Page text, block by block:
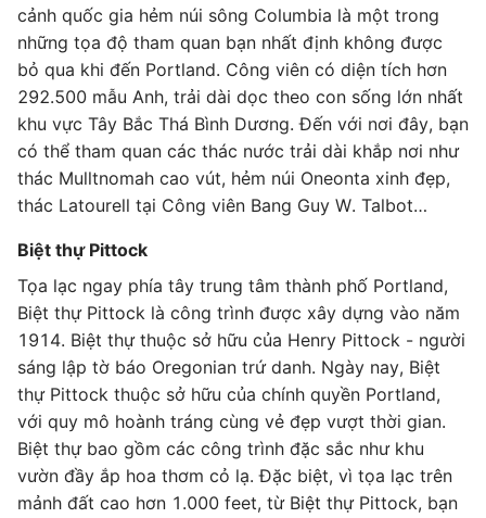
cảnh quốc gia hẻm núi sông Columbia là một trong
những tọa độ tham quan bạn nhất định không được
bỏ qua khi đến Portland. Công viên có diện tích hơn
292.500 mẫu Anh, trải dài dọc theo con sống lớn nhất
khu vực Tây Bắc Thá Bình Dương. Đến với nơi đây, bạn
có thể tham quan các thác nước trải dài khắp nơi như
thác Mulltnomah cao vút, hẻm núi Oneonta xinh đẹp,
thác Latourell tại Công viên Bang Guy W. Talbot…
Biệt thự Pittock
Tọa lạc ngay phía tây trung tâm thành phố Portland,
Biệt thự Pittock là công trình được xây dựng vào năm
1914. Biệt thự thuộc sở hữu của Henry Pittock - người
sáng lập tờ báo Oregonian trứ danh. Ngày nay, Biệt
thự Pittock thuộc sở hữu của chính quyền Portland,
với quy mô hoành tráng cùng vẻ đẹp vượt thời gian.
Biệt thự bao gồm các công trình đặc sắc như khu
vườn đầy ắp hoa thơm cỏ lạ. Đặc biệt, vì tọa lạc trên
mảnh đất cao hơn 1.000 feet, từ Biệt thự Pittock, bạn